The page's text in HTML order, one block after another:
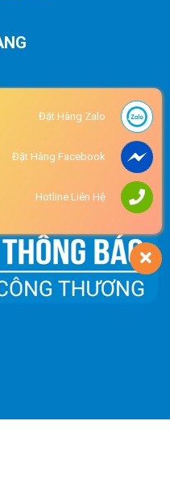
Đặt Hàng Zalo
Đặt Hàng Facebook
Hotline Liên Hệ